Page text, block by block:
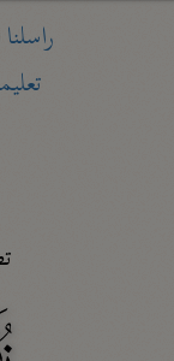
راسلنا